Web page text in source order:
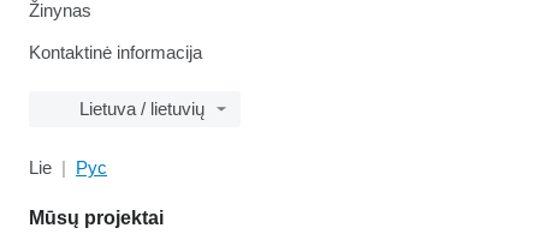
Žinynas
Kontaktinė informacija
Lietuva / lietuvių
Lie Рус
Mūsų projektai